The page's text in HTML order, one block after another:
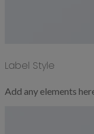
Label Style
Add any elements